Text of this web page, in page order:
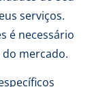
serviços.
é necessário
mercado.